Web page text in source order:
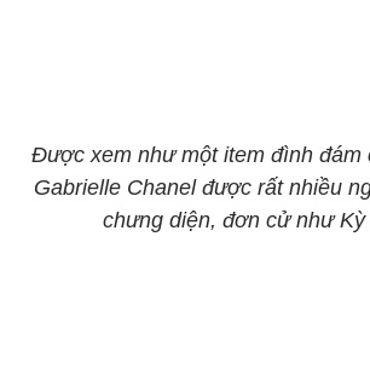
Được xem như một item đình đám
Gabrielle Chanel được rất nhiều
chưng diện, đơn cử như Kỳ